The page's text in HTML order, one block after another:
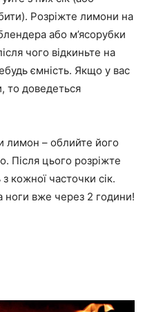
Розріжте лимони на
або м’ясорубки
чого відкиньте на
ємність. Якщо у вас
то доведеться
лимон – облийте його
Після цього розріжте
кожної часточки сік.
ноги вже через 2 години!